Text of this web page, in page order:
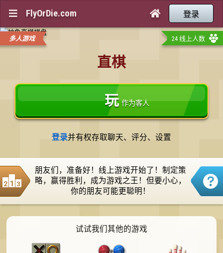
 FlyOrDie.com  登录
多人游戏 24 线上人数
直棋
玩 作为客人
登录并有权存取聊天、评分、设置
朋友们，准备好！线上游戏开始了！制定策
略，赢得胜利，成为游戏之王！但要小心，
你的朋友可能更聪明！
试试我们其他的游戏
OK